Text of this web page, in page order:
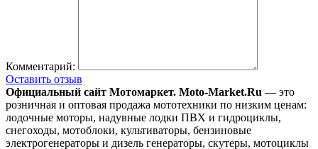
Комментарий:
Оставить отзыв
Официальный сайт Мотомаркет. Moto-Market.Ru — это
розничная и оптовая продажа мототехники по низким ценам:
лодочные моторы, надувные лодки ПВХ и гидроциклы,
снегоходы, мотоблоки, культиваторы, бензиновые
электрогенераторы и дизель генераторы, скутеры, мотоциклы